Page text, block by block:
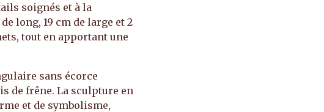
soignés et à la
long, 19 cm de large et 2
tout en apportant une
sans écorce
de frêne. La sculpture en
et de symbolisme,